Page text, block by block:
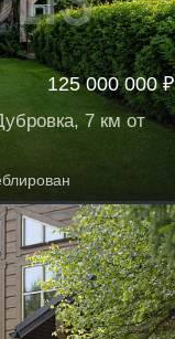
125 000 000 ₽
7 км от